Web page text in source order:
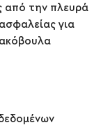
από την πλευρά
για